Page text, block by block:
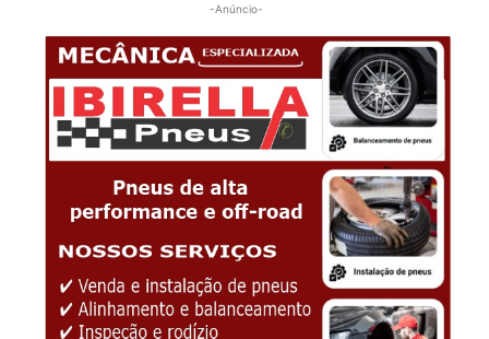
-Anúncio-